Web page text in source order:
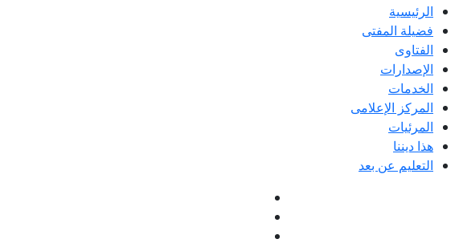
الرئيسية
فضيلة المفتى
الفتاوى
الإصدارات
الخدمات
المركز الإعلامى
المرئيات
هذا ديننا
التعليم عن بعد